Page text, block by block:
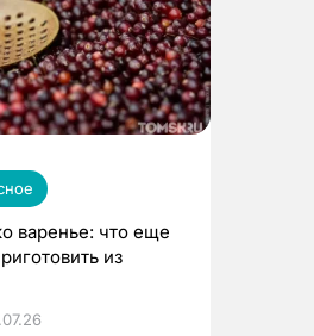
варенье: что еще
из